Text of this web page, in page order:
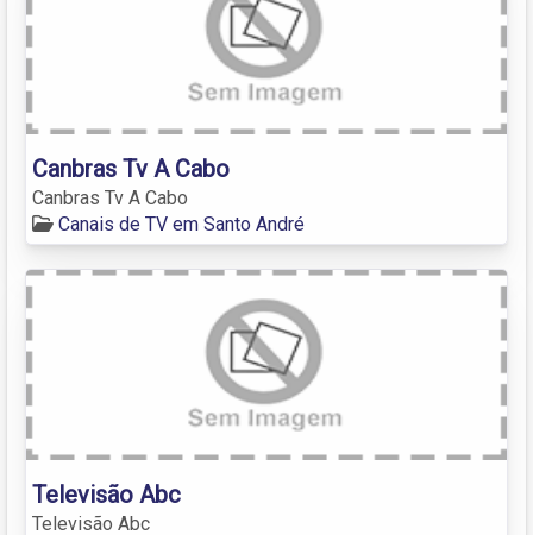
Canbras Tv A Cabo
Canbras Tv A Cabo
Canais de TV em Santo André
Televisão Abc
Televisão Abc